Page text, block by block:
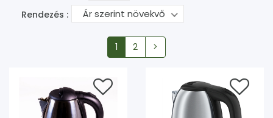
Rendezés : Ár szerint növekvő
1 2 >